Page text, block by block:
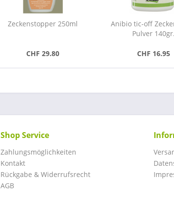
Zeckenstopper 250ml
CHF 29.80
Anibio tic-off
Pulver 140gr.
CHF 16.95
Shop Service
Zahlungsmöglichkeiten
Kontakt
Rückgabe & Widerrufsrecht
AGB